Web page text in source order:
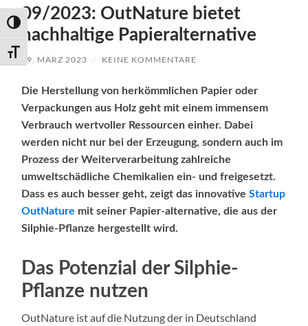
Umschalten auf hohe Kontraste
Schrift vergrößern
09/2023: OutNature bietet
nachhaltige Papieralternative
29. MÄRZ 2023 / KEINE KOMMENTARE
Die Herstellung von herkömmlichen Papier oder
Verpackungen aus Holz geht mit einem immensem
Verbrauch wertvoller Ressourcen einher. Dabei
werden nicht nur bei der Erzeugung, sondern auch im
Prozess der Weiterverarbeitung zahlreiche
umweltschädliche Chemikalien ein- und freigesetzt.
Dass es auch besser geht, zeigt das innovativeStartup
OutNature mit seiner Papier-alternative, die aus der
Silphie-Pflanze hergestellt wird.
Das Potenzial der Silphie-
Pflanze nutzen
OutNature ist auf die Nutzung der in Deutschland